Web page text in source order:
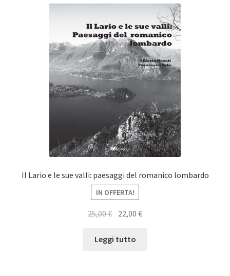
Il Lario e le sue valli: paesaggi del romanico lombardo
IN OFFERTA!
25,00€
originale
22,00€Il
Leggi tutto